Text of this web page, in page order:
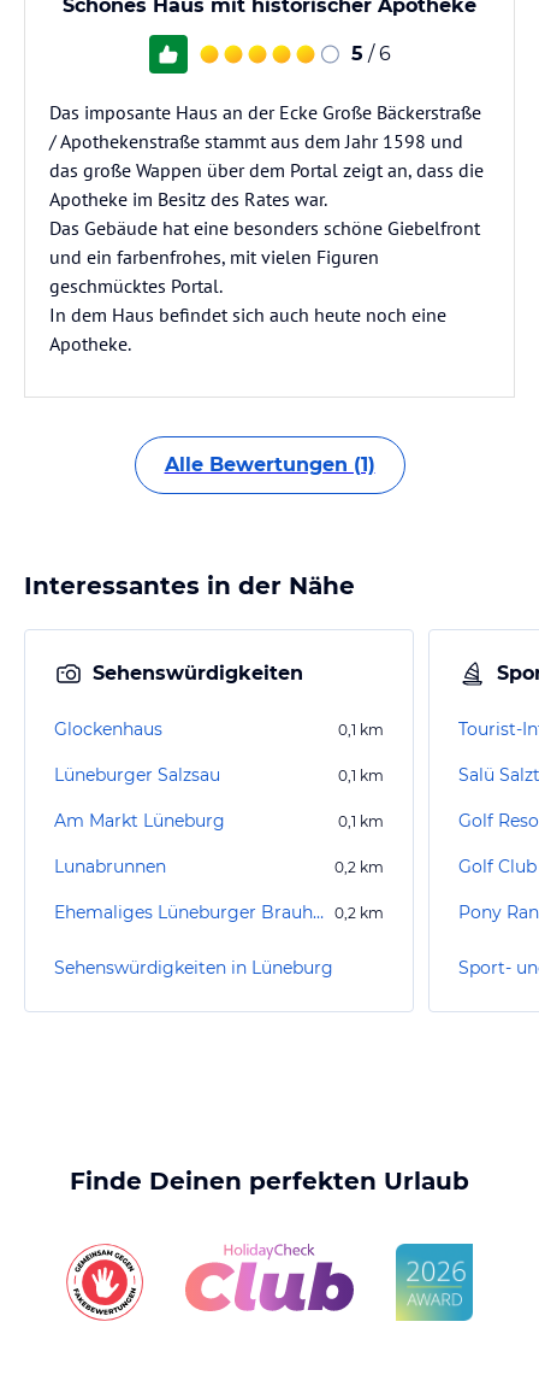
Schönes Haus mit historischer Apotheke
5 / 6
Das imposante Haus an der Ecke Große Bäckerstraße
/ Apothekenstraße stammt aus dem Jahr 1598 und
das große Wappen über dem Portal zeigt an, dass die
Apotheke im Besitz des Rates war.
Das Gebäude hat eine besonders schöne Giebelfront
und ein farbenfrohes, mit vielen Figuren
geschmücktes Portal.
In dem Haus befindet sich auch heute noch eine
Apotheke.
Alle Bewertungen (1)
Interessantes in der Nähe
Sehenswürdigkeiten
Glockenhaus 0,1 km
Lüneburger Salzsau 0,1 km
Am Markt Lüneburg 0,1 km
Lunabrunnen 0,2 km
Ehemaliges Lüneburger Brauhaus 0,2 km
Sehenswürdigkeiten in Lüneburg
Tourist-
Salü
Golf
Golf
Pony
Finde Deinen perfekten Urlaub